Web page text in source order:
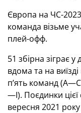
Європа на ЧС-
команда візьме
плей-офф.
51 збірна зіграє
вдома та на
п’ять команд
—I). Поєдинки цієї
вересня 2021